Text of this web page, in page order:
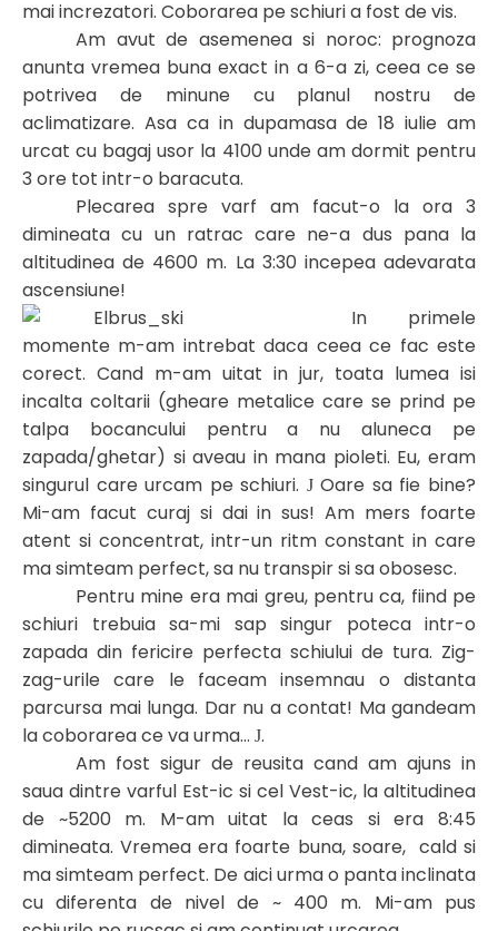
mai increzatori. Coborarea pe schiuri a fost de vis.
Am avut de asemenea si noroc: prognoza
anunta vremea buna exact in a 6-a zi, ceea ce se
potrivea de minune cu planul nostru de
aclimatizare. Asa ca in dupamasa de 18 iulie am
urcat cu bagaj usor la 4100 unde am dormit pentru
3 ore tot intr-o baracuta.
Plecarea spre varf am facut-o la ora 3
dimineata cu un ratrac care ne-a dus pana la
altitudinea de 4600 m. La 3:30 incepea adevarata
ascensiune!
In primele
momente m-am intrebat daca ceea ce fac este
corect. Cand m-am uitat in jur, toata lumea isi
incalta coltarii (gheare metalice care se prind pe
talpa bocancului pentru a nu aluneca pe
zapada/ghetar) si aveau in mana pioleti. Eu, eram
singurul care urcam pe schiuri. JOare sa fie bine?
Mi-am facut curaj si dai in sus! Am mers foarte
atent si concentrat, intr-un ritm constant in care
ma simteam perfect, sa nu transpir si sa obosesc.
Pentru mine era mai greu, pentru ca, fiind pe
schiuri trebuia sa-mi sap singur poteca intr-o
zapada din fericire perfecta schiului de tura. Zig-
zag-urile care le faceam insemnau o distanta
parcursa mai lunga. Dar nu a contat! Ma gandeam
la coborarea ce va urma… J.
Am fost sigur de reusita cand am ajuns in
saua dintre varful Est-ic si cel Vest-ic, la altitudinea
de ~5200 m. M-am uitat la ceas si era 8:45
dimineata. Vremea era foarte buna, soare, cald si
ma simteam perfect. De aici urma o panta inclinata
cu diferenta de nivel de ~ 400 m. Mi-am pus